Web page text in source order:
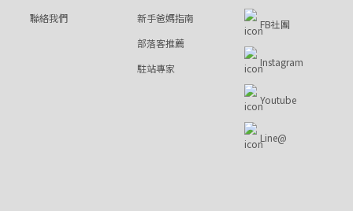
聯絡我們
新手爸媽指南
部落客推薦
駐站專家
FB社團
Instagram
Youtube
Line@